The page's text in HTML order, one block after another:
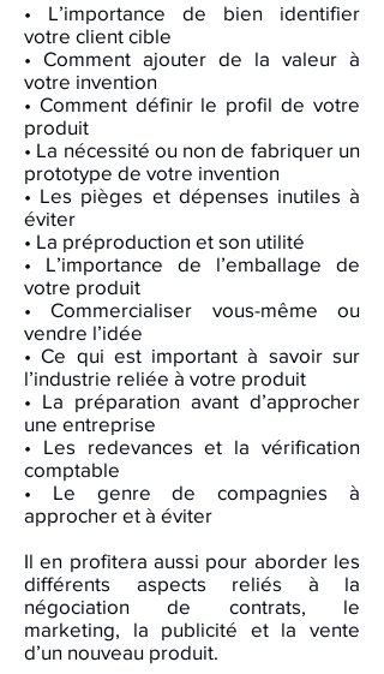
• L’importance de bien identifier
votre client cible
• Comment ajouter de la valeur à
votre invention
• Comment définir le profil de votre
produit
• La nécessité ou non de fabriquer un
prototype de votre invention
• Les pièges et dépenses inutiles à
éviter
• La préproduction et son utilité
• L’importance de l’emballage de
votre produit
• Commercialiser vous-même ou
vendre l’idée
• Ce qui est important à savoir sur
l’industrie reliée à votre produit
• La préparation avant d’approcher
une entreprise
• Les redevances et la vérification
comptable
• Le genre de compagnies à
approcher et à éviter
Il en profitera aussi pour aborder les
différents aspects reliés à la
négociation de contrats, le
marketing, la publicité et la vente
d’un nouveau produit.